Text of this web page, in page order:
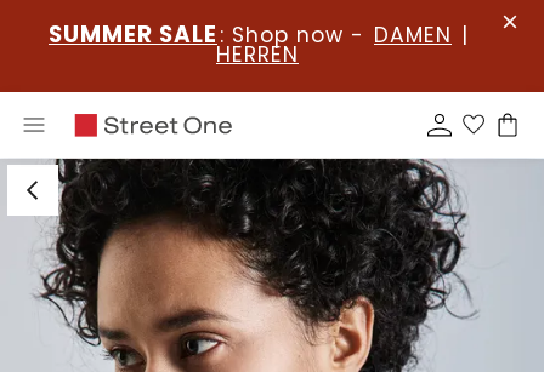
SUMMER SALE : Shop now - DAMEN |
HERREN